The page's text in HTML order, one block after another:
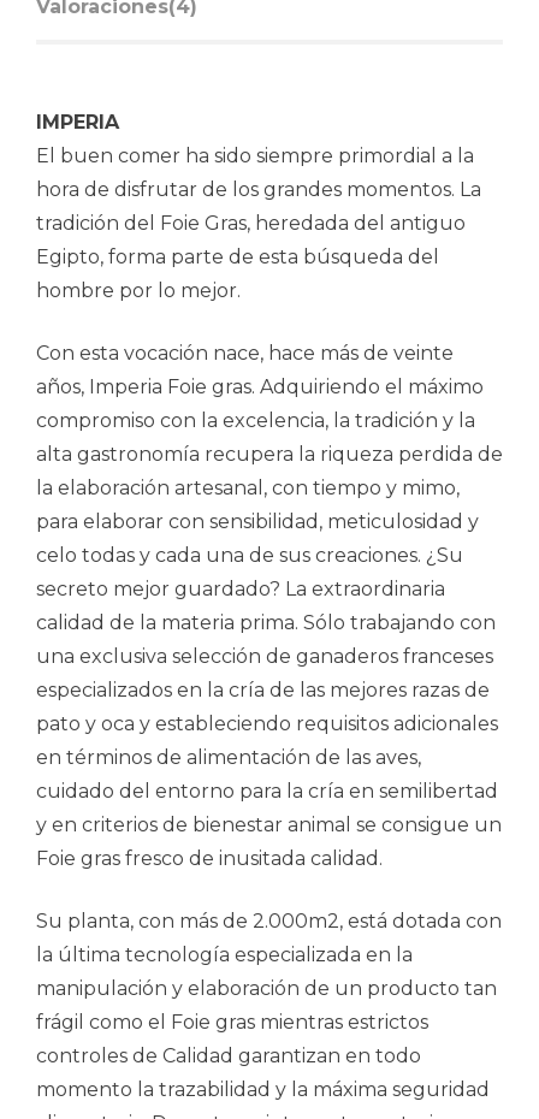
Valoraciones(4)
IMPERIA
El buen comer ha sido siempre primordial a la
hora de disfrutar de los grandes momentos. La
tradición del Foie Gras, heredada del antiguo
Egipto, forma parte de esta búsqueda del
hombre por lo mejor.
Con esta vocación nace, hace más de veinte
años, Imperia Foie gras. Adquiriendo el máximo
compromiso con la excelencia, la tradición y la
alta gastronomía recupera la riqueza perdida de
la elaboración artesanal, con tiempo y mimo,
para elaborar con sensibilidad, meticulosidad y
celo todas y cada una de sus creaciones. ¿Su
secreto mejor guardado? La extraordinaria
calidad de la materia prima. Sólo trabajando con
una exclusiva selección de ganaderos franceses
especializados en la cría de las mejores razas de
pato y oca y estableciendo requisitos adicionales
en términos de alimentación de las aves,
cuidado del entorno para la cría en semilibertad
y en criterios de bienestar animal se consigue un
Foie gras fresco de inusitada calidad.
Su planta, con más de 2.000m2, está dotada con
la última tecnología especializada en la
manipulación y elaboración de un producto tan
frágil como el Foie gras mientras estrictos
controles de Calidad garantizan en todo
momento la trazabilidad y la máxima seguridad